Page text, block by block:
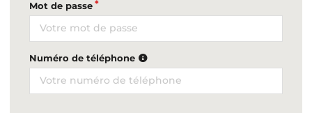
Mot de passe
Numéro de téléphone